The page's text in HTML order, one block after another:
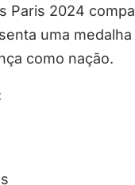
Paris 2024
uma
como nação.